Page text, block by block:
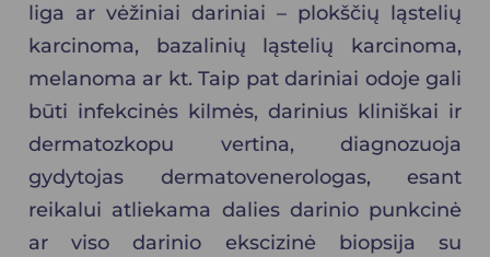
liga ar vėžiniai dariniai – plokščių ląstelių
karcinoma, bazalinių ląstelių karcinoma,
melanoma ar kt.Taip pat dariniai odoje gali
būti infekcinės kilmės, darinius kliniškai ir
dermatozkopu vertina, diagnozuoja
gydytojas dermatovenerologas, esant
reikalui atliekama dalies darinio punkcinė
ar viso darinio ekscizinė biopsija su